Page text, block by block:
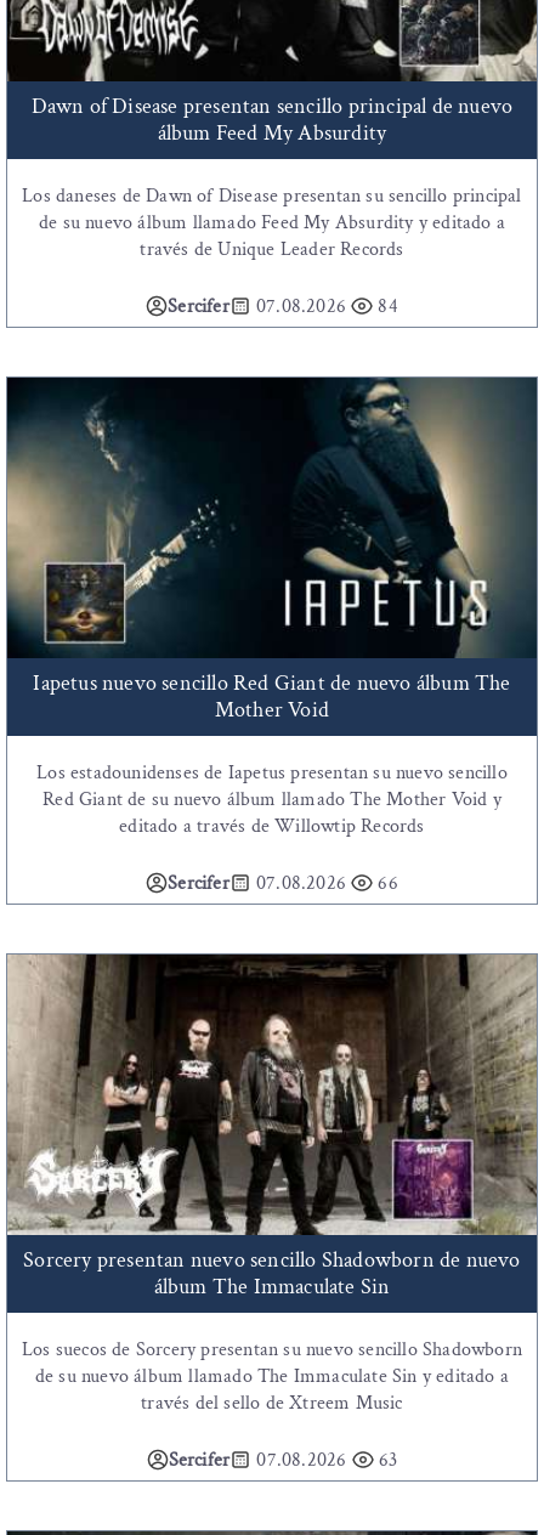
Dawn of Disease presentan sencillo principal de nuevo
álbum Feed My Absurdity
Los daneses de Dawn of Disease presentan su sencillo principal
de su nuevo álbum llamado Feed My Absurdity y editado a
través de Unique Leader Records
Sercifer 07.08.2026 84
Iapetus nuevo sencillo Red Giant de nuevo álbum The
Mother Void
Los estadounidenses de Iapetus presentan su nuevo sencillo
Red Giant de su nuevo álbum llamado The Mother Void y
editado a través de Willowtip Records
Sercifer 07.08.2026 66
Sorcery presentan nuevo sencillo Shadowborn de nuevo
álbum The Immaculate Sin
Los suecos de Sorcery presentan su nuevo sencillo Shadowborn
de su nuevo álbum llamado The Immaculate Sin y editado a
través del sello de Xtreem Music
Sercifer 07.08.2026 63